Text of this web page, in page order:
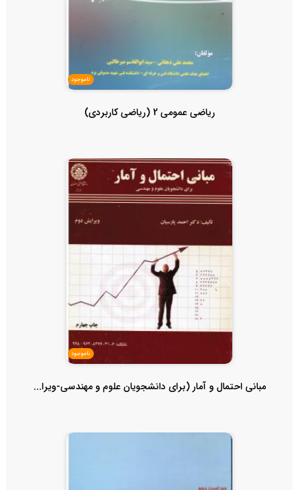
ناموجود
ریاضی عمومی 2 (ریاضی کاربردی)
ناموجود
مبانی احتمال و آمار (برای دانشجویان علوم و مهندسی-ویرا...